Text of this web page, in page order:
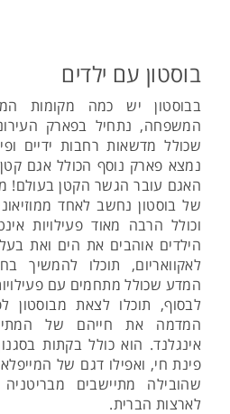
בוסטון עם ילדים
בבוסטון יש כמה מקומות
המשפחה, נתחיל בפארק
שכולל מדשאות רחבות ידיים
נמצא פארק נוסף הכולל אגם
האגם עובר הגשר הקטן בעולם!
של בוסטון נחשב לאחד
וכולל הרבה מאוד פעילויות
הילדים אוהבים את הים ואת
לאקוואריום, תוכלו להמשיך
המדע שכולל מתחמים עם
לבסוף, תוכלו לצאת מבוסטון
המדמה את חייהם של
אינגלנד. הוא כולל בקתות
פינת חי, ואפילו דגם של
שהובילה מתיישבים
לארצות הברית.